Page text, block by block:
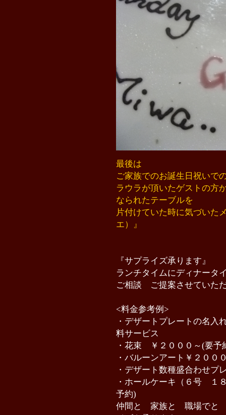
最後は
ご家族でのお誕生日祝いで
ラウラが頂いたゲストの方
なられたテーブルを
片付けていた時に気づいた
エ）』
『サプライズ承ります』
ランチタイムにディナー
ご相談 ご提案させていた
<料金参考例>
・デザートプレートの名入
料サービス
・花束 ￥２０００～(要
・バルーンアート￥２００
・デザート数種盛合わせプ
・ホールケーキ（６号 １
予約)
仲間と 家族と 職場でと